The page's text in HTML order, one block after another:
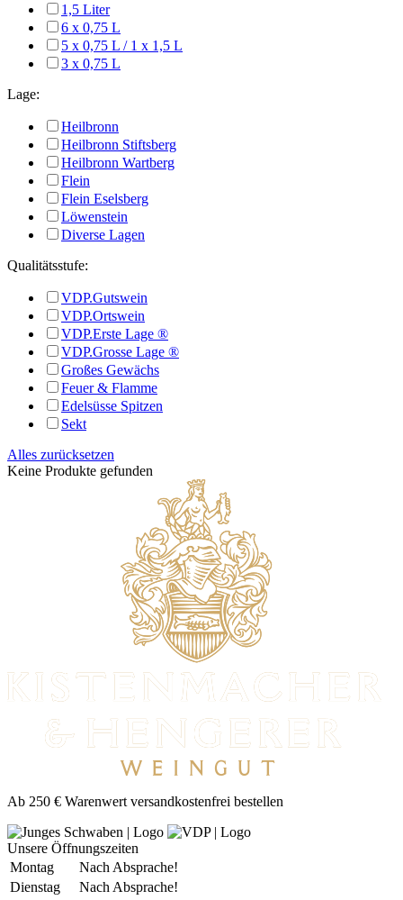
1,5 Liter
6 x 0,75 L
5 x 0,75 L / 1 x 1,5 L
3 x 0,75 L
Lage:
Heilbronn
Heilbronn Stiftsberg
Heilbronn Wartberg
Flein
Flein Eselsberg
Löwenstein
Diverse Lagen
Qualitätsstufe:
VDP.Gutswein
VDP.Ortswein
VDP.Erste Lage ®
VDP.Grosse Lage ®
Großes Gewächs
Feuer & Flamme
Edelsüsse Spitzen
Sekt
Alles zurücksetzen
Keine Produkte gefunden
Ab 250 € Warenwert versandkostenfrei bestellen
Unsere Öffnungszeiten
Montag
Nach Absprache!
Dienstag
Nach Absprache!